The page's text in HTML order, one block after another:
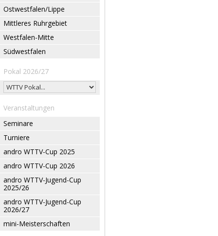
Ostwestfalen/Lippe
Mittleres Ruhrgebiet
Westfalen-Mitte
Südwestfalen
Pokal 2026/27
Veranstaltungen
Seminare
Turniere
andro WTTV-Cup 2025
andro WTTV-Cup 2026
andro WTTV-Jugend-Cup
2025/26
andro WTTV-Jugend-Cup
2026/27
mini-Meisterschaften